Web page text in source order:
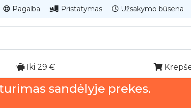
Pagalba Pristatymas Užsakymo būsena
Iki 29 €
sandėlyje prekes.